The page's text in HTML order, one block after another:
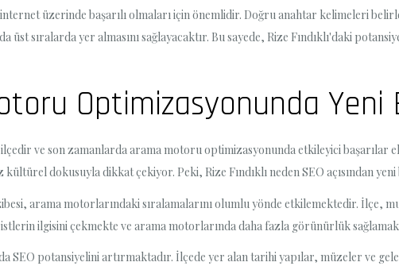
üzerinde başarılı olmaları için önemlidir. Doğru anahtar kelimeleri
sıralarda yer almasını sağlayacaktır. Bu sayede, Rize Fındıklı'daki
Optimizasyonunda
ve son zamanlarda arama motoru optimizasyonunda etkileyici başarılar
dokusuyla dikkat çekiyor. Peki, Rize Fındıklı neden SEO açısından
arama motorlarındaki sıralamalarını olumlu yönde etkilemektedir. İlçe,
ilgisini çekmekte ve arama motorlarında daha fazla görünürlük
SEO potansiyelini artırmaktadır. İlçede yer alan tarihi yapılar, müzeler ve